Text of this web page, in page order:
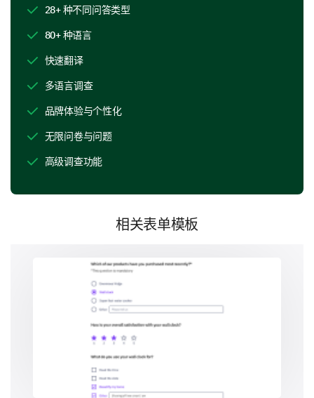
首选宠物的可用性
您如何评价这些收养过程中的要素？
28+ 种不同问答类型
80+ 种语言
快速翻译
多语言调查
品牌体验与个性化
无限问卷与问题
高级调查功能
相关表单模板